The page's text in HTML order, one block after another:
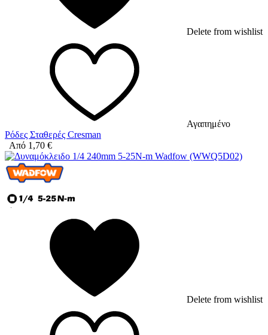
Delete from wishlist
Αγαπημένο
Ρόδες Σταθερές Cresman
Από 1,70 €
Delete from wishlist